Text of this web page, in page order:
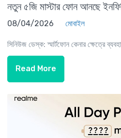
নতুন ৫জি মাস্টার ফোন আনছে
08/04/2026 মোবাইল
সিনিউজ ডেস্ক: স্মার্টফোন কেনার ক্ষেত্রে
Read More